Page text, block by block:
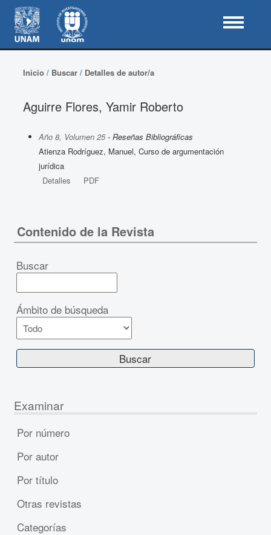
Inicio/ Buscar/ Detalles de autor/a
Aguirre Flores, Yamir Roberto
Año 8, Volumen 25- Reseñas Bibliográficas
Atienza Rodríguez, Manuel, Curso de argumentación
jurídica
Detalles
PDF
Contenido de la Revista
Buscar
Ámbito de búsqueda
Examinar
Por número
Por autor
Por título
Otras revistas
Categorías